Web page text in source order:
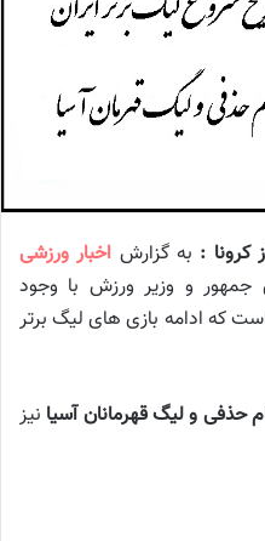
کرونا : به گزارش اخبار ورزشی
و وزیر ورزش با وجود
که ادامه بازی های لیگ برتر
حذفی و لیگ قهرمانان آسیا نیز